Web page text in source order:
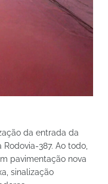
da entrada da
387. Ao todo,
pavimentação nova
sinalização